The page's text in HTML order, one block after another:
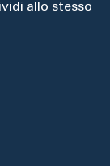
allo stesso